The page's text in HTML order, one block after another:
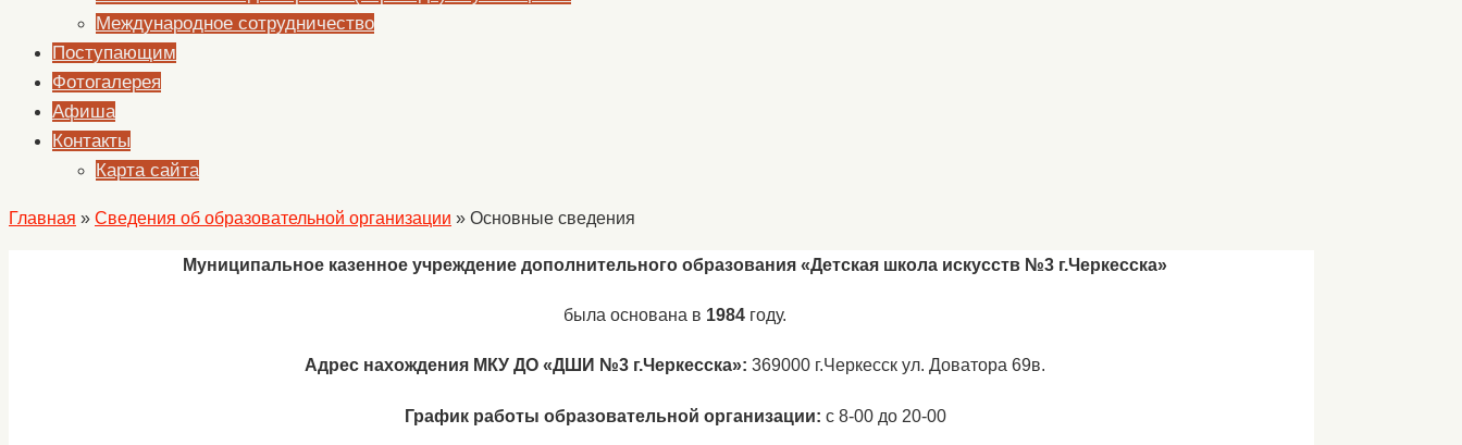
Международное сотрудничество
Поступающим
Фотогалерея
Афиша
Контакты
Карта сайта
Главная » Сведения об образовательной организации » Основные сведения
Муниципальное казенное учреждение дополнительного образования «Детская школа искусств №3 г.Черкесска»
была основана в 1984 году.
Адрес нахождения МКУ ДО «ДШИ №3 г.Черкесска»: 369000 г.Черкесск ул. Доватора 69в.
График работы образовательной организации: с 8-00 до 20-00